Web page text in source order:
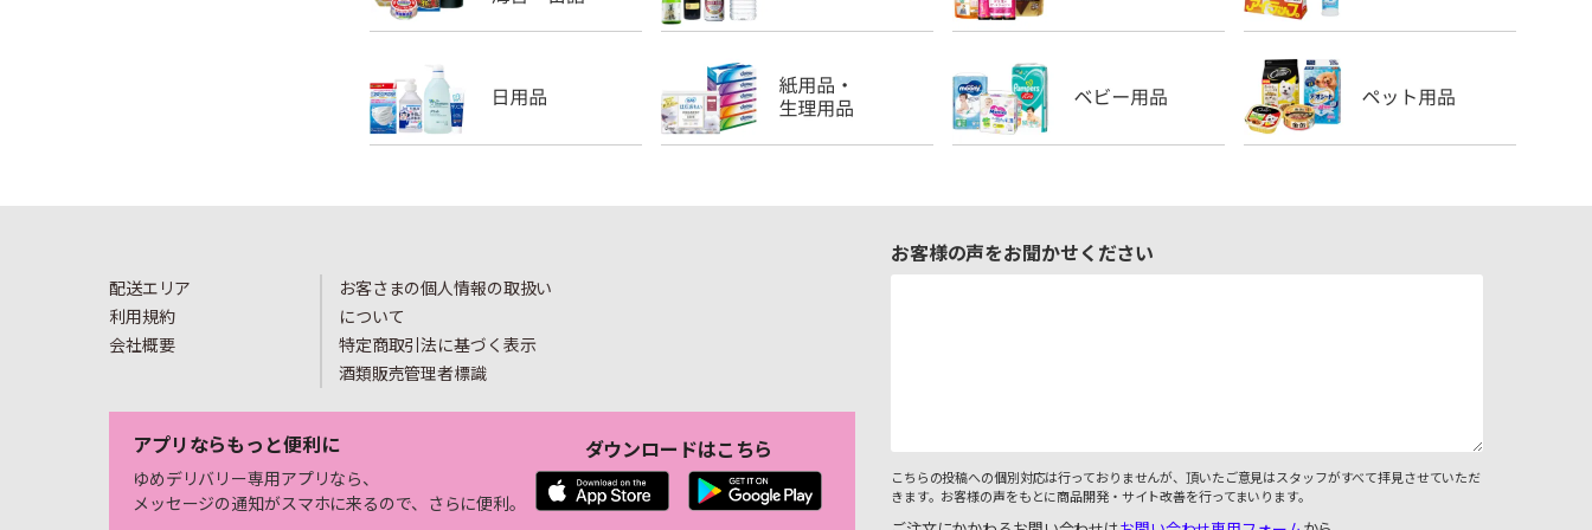
配送エリア
利用規約
会社概要
お客さまの個人情報の取扱い
について
特定商取引法に基づく表示
酒類販売管理者標識
アプリならもっと便利に
ゆめデリバリー専用アプリなら、
メッセージの通知がスマホに来るので、さらに便利。
ダウンロードはこちら
お客様の声をお聞かせください
こちらの投稿への個別対応は行っておりませんが、頂いたご意見はスタッフがすべて拝見させていただ
きます。お客様の声をもとに商品開発・サイト改善を行ってまいります。